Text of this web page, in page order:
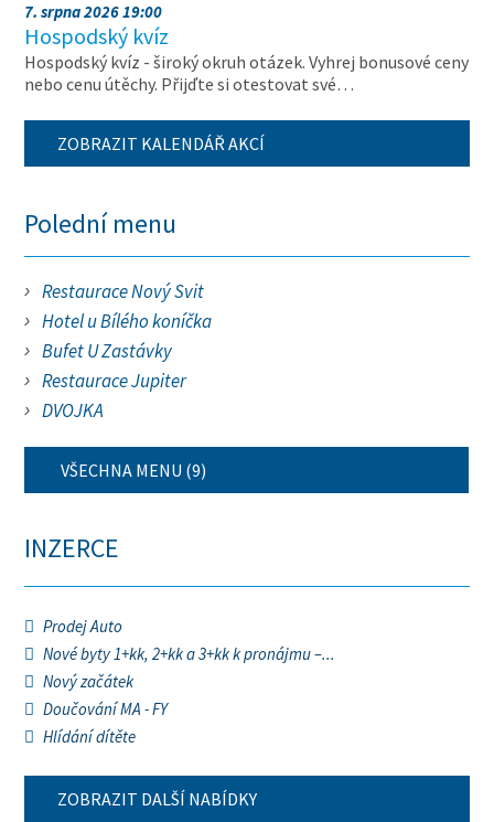
7. srpna 2026 19:00
Hospodský kvíz
Hospodský kvíz - široký okruh otázek. Vyhrej bonusové ceny
nebo cenu útěchy. Přijďte si otestovat své…
ZOBRAZIT KALENDÁŘ AKCÍ
Polední menu
Restaurace Nový Svit
Hotel u Bílého koníčka
Bufet U Zastávky
Restaurace Jupiter
DVOJKA
VŠECHNA MENU (9)
INZERCE
Prodej Auto
Nové byty 1+kk, 2+kk a 3+kk k pronájmu –...
Nový začátek
Doučování MA - FY
Hlídání dítěte
ZOBRAZIT DALŠÍ NABÍDKY